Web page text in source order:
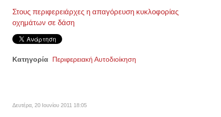
Στους περιφερειάρχες η απαγόρευση κυκλοφορίας
οχημάτων σε δάση
Κατηγορία Περιφερειακή Αυτοδιοίκηση
Δευτέρα, 20 Ιουνίου 2011 18:05